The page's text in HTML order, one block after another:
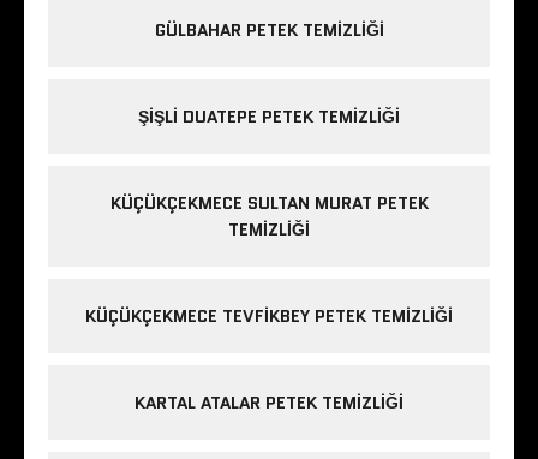
GÜLBAHAR PETEK TEMIZLIĞI
ŞIŞLI DUATEPE PETEK TEMIZLIĞI
KÜÇÜKÇEKMECE SULTAN MURAT PETEK
TEMIZLIĞI
KÜÇÜKÇEKMECE TEVFIKBEY PETEK TEMIZLIĞI
KARTAL ATALAR PETEK TEMIZLIĞI